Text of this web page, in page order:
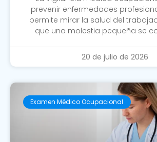
prevenir enfermedades
permite mirar la salud del
que una molestia pequeña se
20 de julio de 2026
Examen Médico Ocupacional